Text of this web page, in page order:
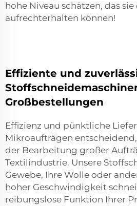
hohe Niveau schätzen, das
aufrechterhalten können!
Effiziente und
Großbestellungen
Effizienz und pünktliche
Mikroaufträgen
der Bearbeitung großer
Textilindustrie. Unsere
Gewebe, Ihre Wolle oder
hoher Geschwindigkeit
reibungslose Funktion Ihrer